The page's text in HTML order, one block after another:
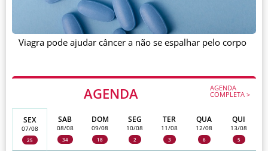
AGENDA AGENDA
COMPLETA >
SEX
07/08
25
SAB
08/08
34
DOM
09/08
18
SEG
10/08
2
TER
11/08
3
QUA
12/08
6
QUI
13/08
5
Viagra pode ajudar câncer a não se espalhar pelo corpo